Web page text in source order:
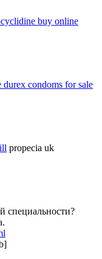
buy online
durex condoms for sale
propecia uk
специальности?